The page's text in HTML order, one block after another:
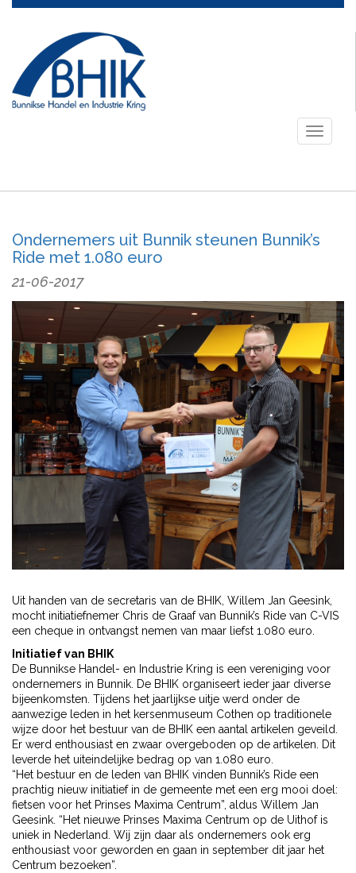
Toggle
Ondernemers uit Bunnik steunen Bunnik’s
Ride met 1.080 euro
21-06-2017
Uit handen van de secretaris van de BHIK, Willem Jan Geesink,
mocht initiatiefnemer Chris de Graaf van Bunnik’s Ride van C-VIS
een cheque in ontvangst nemen van maar liefst 1.080 euro.
Initiatief van BHIK
De Bunnikse Handel- en Industrie Kring is een vereniging voor
ondernemers in Bunnik. De BHIK organiseert ieder jaar diverse
bijeenkomsten. Tijdens het jaarlijkse uitje werd onder de
aanwezige leden in het kersenmuseum Cothen op traditionele
wijze door het bestuur van de BHIK een aantal artikelen geveild.
Er werd enthousiast en zwaar overgeboden op de artikelen. Dit
leverde het uiteindelijke bedrag op van 1.080 euro.
“Het bestuur en de leden van BHIK vinden Bunnik’s Ride een
prachtig nieuw initiatief in de gemeente met een erg mooi doel:
fietsen voor het Prinses Maxima Centrum”, aldus Willem Jan
Geesink. “Het nieuwe Prinses Maxima Centrum op de Uithof is
uniek in Nederland. Wij zijn daar als ondernemers ook erg
enthousiast voor geworden en gaan in september dit jaar het
Centrum bezoeken”.